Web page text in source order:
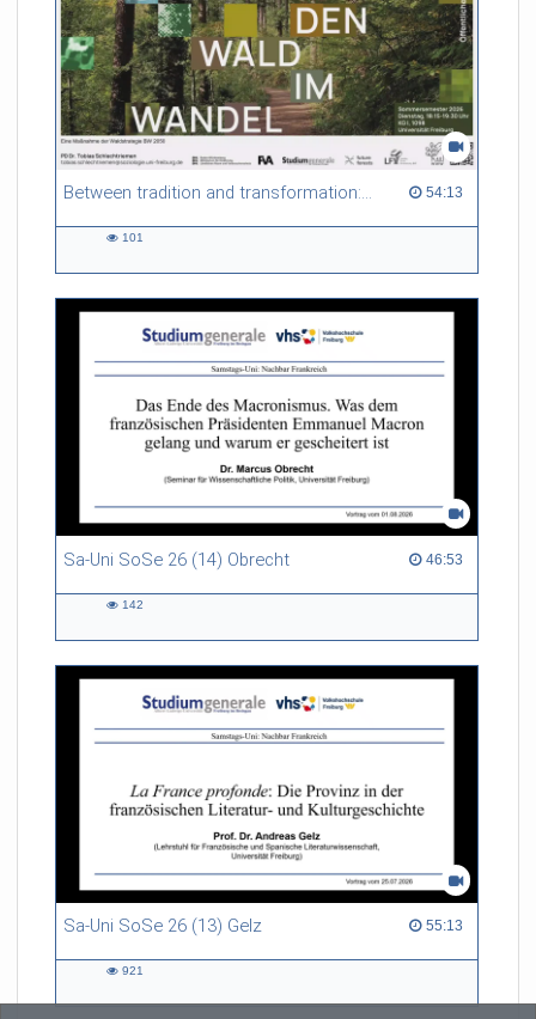
Between tradition and transformation: how owners, advisers and institutions co-create knowledge for resilient forests in Europe 54:13
54:13 duration
101
Sa-Uni SoSe 26 (14) Obrecht 46:53
46:53 duration
142
Sa-Uni SoSe 26 (13) Gelz 55:13
55:13 duration
921